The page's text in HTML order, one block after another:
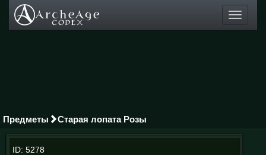
Toggle
Предметы Старая лопата Розы
ID: 5278